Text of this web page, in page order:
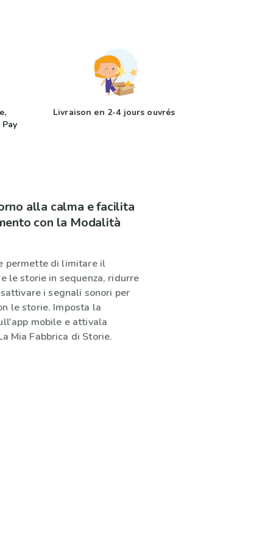
Livraison en 2-4 jours ouvrés
alla calma e facilita
con la Modalità
permette di limitare il
le storie in sequenza, ridurre
i segnali sonori per
le storie. Imposta la
mobile e attivala
Mia Fabbrica di Storie.